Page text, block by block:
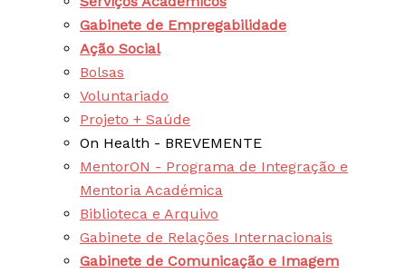
Gabinete de Empregabilidade
Ação Social
Bolsas
Voluntariado
Projeto + Saúde
On Health - BREVEMENTE
MentorON - Programa de Integração e
Mentoria Académica
Biblioteca e Arquivo
Gabinete de Relações Internacionais
Gabinete de Comunicação e Imagem